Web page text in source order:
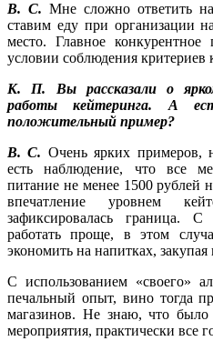
В. С. Мне сложно ответить
ставим еду при организации
место. Главное
условии соблюдения критериев
К. П. Вы рассказали о
работы кейтеринга. А
положительный пример?
В. С. Очень ярких примеров,
есть наблюдение, что все
питание не менее 1500 рублей
впечатление уровнем
зафиксировалась граница.
работать проще, в этом
экономить на напитках, закупая
С использованием «своего»
печальный опыт, вино тогда
магазинов. Не знаю, что
мероприятия, практически все